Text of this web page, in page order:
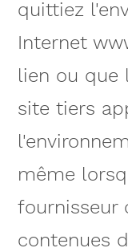
quittiez
Internet
lien ou que
site tiers
même
fournisseur
contenues